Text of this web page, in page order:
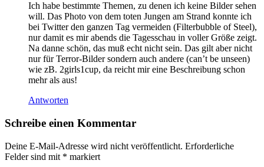
Ich habe bestimmte Themen, zu denen ich keine Bilder sehen
will. Das Photo von dem toten Jungen am Strand konnte ich
bei Twitter den ganzen Tag vermeiden (Filterbubble of Steel),
nur damit es mir abends die Tagesschau in voller Größe zeigt.
Na danne schön, das muß echt nicht sein. Das gilt aber nicht
nur für Terror-Bilder sondern auch andere (can’t be unseen)
wie zB. 2girls1cup, da reicht mir eine Beschreibung schon
mehr als aus!
Antworten
Schreibe einen Kommentar
Deine E-Mail-Adresse wird nicht veröffentlicht. Erforderliche
Felder sind mit * markiert